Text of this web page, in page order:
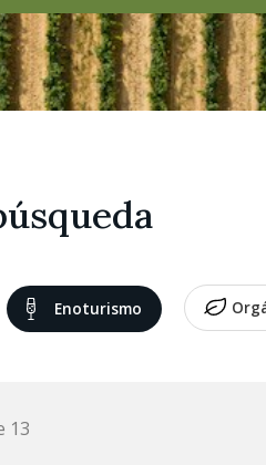
Enoturismo
13